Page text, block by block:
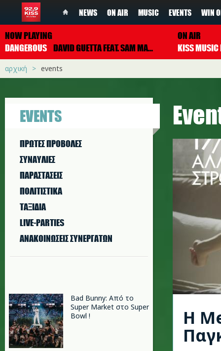
NEWS ON AIR MUSIC EVENTS WIN
NOW PLAYING
DANGEROUS DAVID GUETTA FEAT. SAM MARTIN
ON AIR
αρχική events
EVENTS
ΠΡΩΤΕΣ ΠΡΟΒΟΛΕΣ
ΣΥΝΑΥΛΙΕΣ
ΠΑΡΑΣΤAΣΕΙΣ
ΠΟΛΙΤΙΣΤΙΚA
ΤΑΞΙΔΙΑ
LIVE-PARTIES
ΑΝΑΚΟΙΝΩΣΕΙΣ ΣΥΝΕΡΓΑΤΩΝ
Bad Bunny: Από το
Super Market στο Super
Bowl !
Η